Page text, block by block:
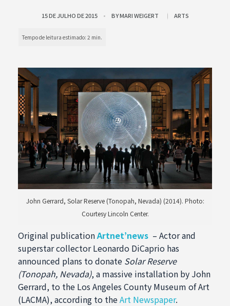
15 DE JULHO DE 2015 BYMARI WEIGERT ARTS
John Gerrard, Solar Reserve (Tonopah, Nevada) (2014). Photo:
Courtesy Lincoln Center.
Original publicationArtnet’news – Actor and
superstar collector Leonardo DiCaprio has
announced plans to donate Solar Reserve
(Tonopah, Nevada), a massive installation by John
Gerrard, to the Los Angeles County Museum of Art
(LACMA), according to theArt Newspaper.